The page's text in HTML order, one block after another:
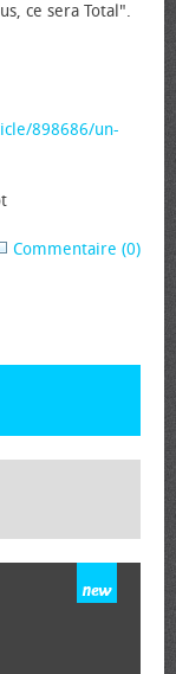
ce sera Total".
898686/un-
Commentaire (0)